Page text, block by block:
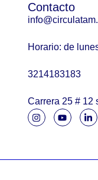
Contacto
Horario: de
3214183183
Carrera 25 # 12